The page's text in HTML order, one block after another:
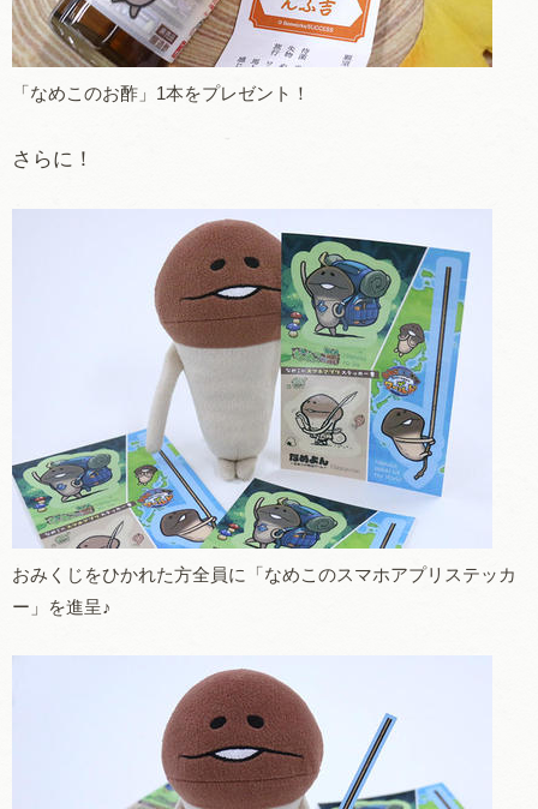
「なめこのお酢」1本をプレゼント！
さらに！
おみくじをひかれた方全員に「なめこのスマホアプリステッカ
ー」を進呈♪